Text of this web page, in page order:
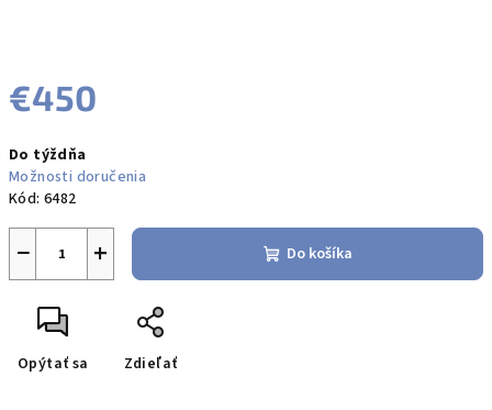
€450
cena:
Do týždňa
Možnosti doručenia
Kód: 6482
+
− Do košíka
Opýtať sa Zdieľať